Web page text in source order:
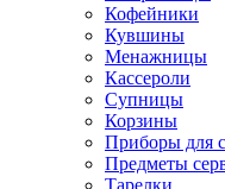
Кофейники
Кувшины
Менажницы
Кассероли
Супницы
Корзины
Приборы для
Предметы
Тарелки